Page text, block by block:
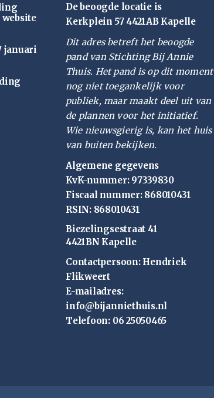
januari
De beoogde locatie is
Kerkplein 57 4421AB Kapelle
Dit adres betreft het beoogde
pand van Stichting Bij Annie
Thuis. Het pand is op dit moment
nog niet toegankelijk voor
publiek, maar maakt deel uit van
de plannen voor het initiatief.
Wie nieuwsgierig is, kan het huis
van buiten bekijken.
Algemene gegevens
KvK-nummer: 97339830
Fiscaal nummer: 868010431
RSIN: 868010431
Biezelingsestraat 41
4421BN Kapelle
Contactpersoon: Hendriek
Flikweert
E-mailadres:
info@bijanniethuis.nl
Telefoon: 06 25050465